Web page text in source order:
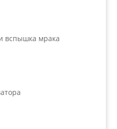
вспышка мрака